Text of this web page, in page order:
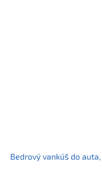
Bedrový vankúš do